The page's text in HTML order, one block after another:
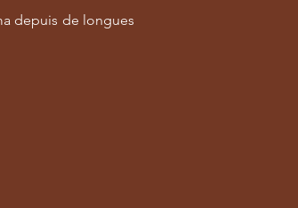
depuis de longues